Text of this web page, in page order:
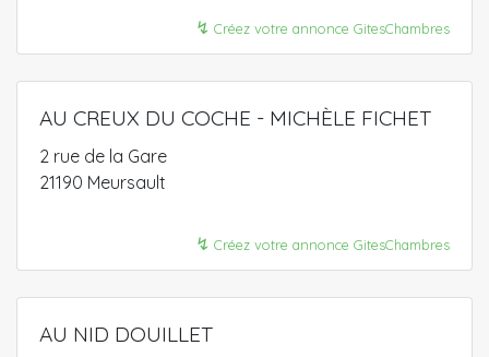
↯ Créez votre annonce GitesChambres
AU CREUX DU COCHE - MICHÈLE FICHET
2 rue de la Gare
21190 Meursault
↯ Créez votre annonce GitesChambres
AU NID DOUILLET